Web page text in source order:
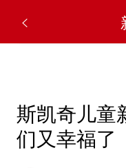
斯凯奇儿童
们又幸福了